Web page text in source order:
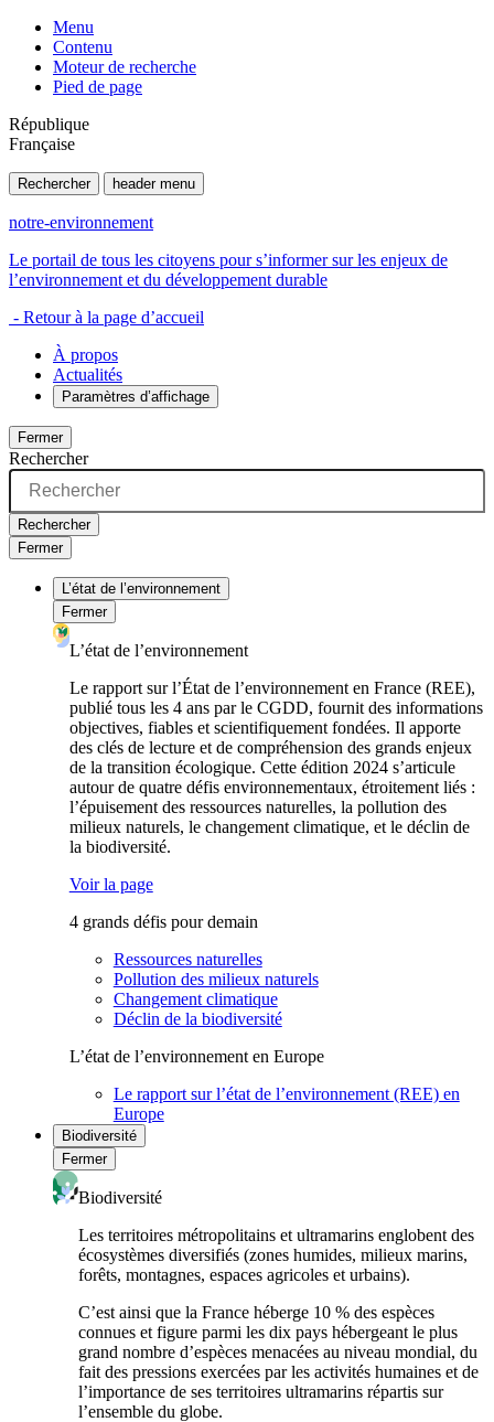
Menu
Contenu
Moteur de recherche
Pied de page
République
Française
Rechercher header menu
notre-environnement
Le portail de tous les citoyens pour s’informer sur les enjeux de
l’environnement et du développement durable
- Retour à la page d’accueil
À propos
Actualités
Paramètres d’affichage
Fermer
Rechercher
Rechercher
Fermer
L’état de l’environnement
Fermer
L’état de l’environnement
Le rapport sur l’État de l’environnement en France (REE),
publié tous les 4 ans par le CGDD, fournit des informations
objectives, fiables et scientifiquement fondées. Il apporte
des clés de lecture et de compréhension des grands enjeux
de la transition écologique. Cette édition 2024 s’articule
autour de quatre défis environnementaux, étroitement liés :
l’épuisement des ressources naturelles, la pollution des
milieux naturels, le changement climatique, et le déclin de
la biodiversité.
Voir la page
4 grands défis pour demain
Ressources naturelles
Pollution des milieux naturels
Changement climatique
Déclin de la biodiversité
L’état de l’environnement en Europe
Le rapport sur l’état de l’environnement (REE) en
Europe
Biodiversité
Fermer
Biodiversité
Les territoires métropolitains et ultramarins englobent des
écosystèmes diversifiés (zones humides, milieux marins,
forêts, montagnes, espaces agricoles et urbains).
C’est ainsi que la France héberge 10 % des espèces
connues et figure parmi les dix pays hébergeant le plus
grand nombre d’espèces menacées au niveau mondial, du
fait des pressions exercées par les activités humaines et de
l’importance de ses territoires ultramarins répartis sur
l’ensemble du globe.